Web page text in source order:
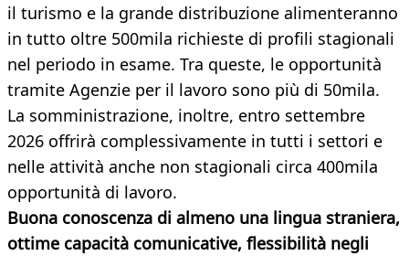
il turismo e la grande distribuzione alimenteranno
in tutto oltre 500mila richieste di profili stagionali
nel periodo in esame. Tra queste, le opportunità
tramite Agenzie per il lavoro sono più di 50mila.
La somministrazione, inoltre, entro settembre
2026 offrirà complessivamente in tutti i settori e
nelle attività anche non stagionali circa 400mila
opportunità di lavoro.
Buona conoscenza di almeno una lingua straniera,
ottime capacità comunicative, flessibilità negli